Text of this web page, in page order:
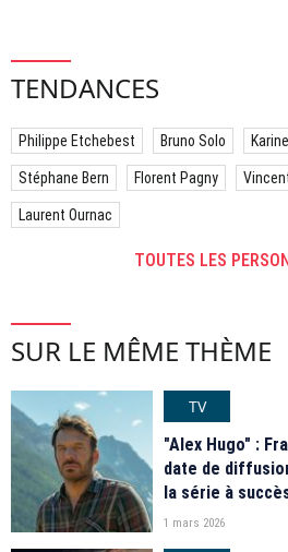
TENDANCES
Philippe Etchebest Bruno Solo
Stéphane Bern Florent Pagny
Laurent Ournac
TOUTES LES
SUR LE MÊME THÈME
TV
"Alex Hugo" :
date de
la série à
1 mars 2026